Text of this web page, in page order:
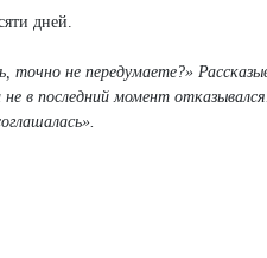
дней.
не передумаете?»
в последний момент